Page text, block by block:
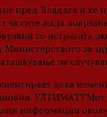
пред Владата и ќе
за сите лица
со истрагата
Министерството за
на
дека
УЛТИМАТУМот
информации